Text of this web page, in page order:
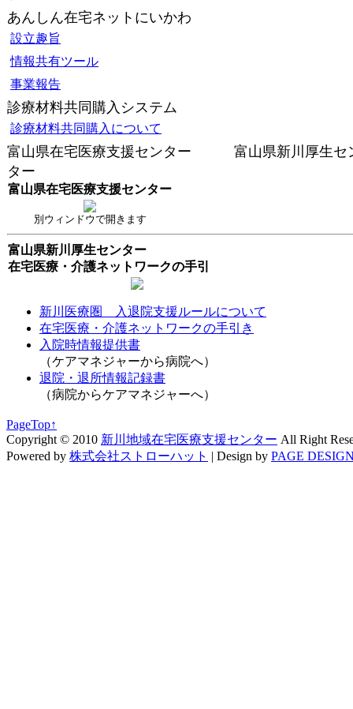
あんしん在宅ネットにいかわ
設立趣旨
情報共有ツール
事業報告
診療材料共同購入システム
診療材料共同購入について
富山県在宅医療支援センター 富山県新川厚生セ
ター
富山県在宅医療支援センター
別ウィンドウで開きます
富山県新川厚生センター
在宅医療・介護ネットワークの手引
新川医療圏 入退院支援ルールについて
在宅医療・介護ネットワークの手引き
入院時情報提供書
（ケアマネジャーから病院へ）
退院・退所情報記録書
（病院からケアマネジャーへ）
PageTop↑
Copyright © 2010 新川地域在宅医療支援センター All Right
Powered by 株式会社ストローハット | Design by PAGE